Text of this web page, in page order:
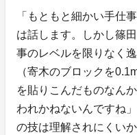
「もともと細かい手仕
は話します。しかし篠
事のレベルを限りなく
（寄木のブロックを
を貼りこんだものなん
われかねないんですね
の技は理解されにくい